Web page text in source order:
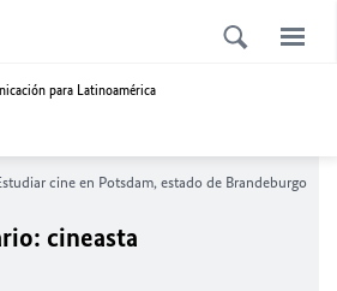
para Latinoamérica
cine en Potsdam, estado de Brandeburgo
cineasta